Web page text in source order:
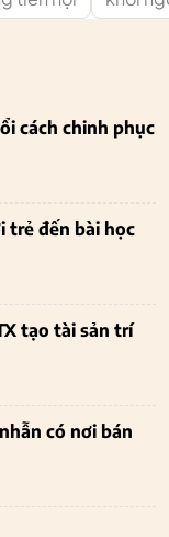
cách chinh phục
trẻ đến bài học
tạo tài sản trí
có nơi bán